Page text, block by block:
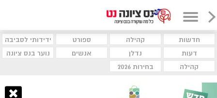
חדשות קהילה ספורט
ידידותי לסביבה
דעות
נדלן אנשים
נוער בנס ציונה
קהילה
בחירות 2026